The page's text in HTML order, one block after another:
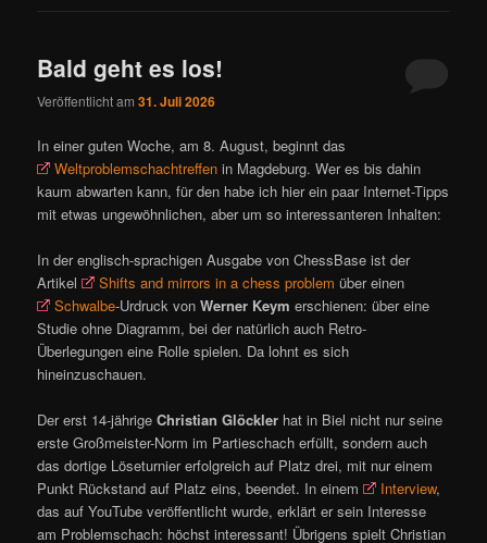
Bald geht es los!
Veröffentlicht am31. Juli 2026
In einer guten Woche, am 8. August, beginnt das
Weltproblemschachtreffen in Magdeburg. Wer es bis dahin
kaum abwarten kann, für den habe ich hier ein paar Internet-Tipps
mit etwas ungewöhnlichen, aber um so interessanteren Inhalten:
In der englisch-sprachigen Ausgabe von ChessBase ist der
Artikel
Shifts and mirrors in a chess problem über einen
Schwalbe-Urdruck vonWerner Keym erschienen: über eine
Studie ohne Diagramm, bei der natürlich auch Retro-
Überlegungen eine Rolle spielen. Da lohnt es sich
hineinzuschauen.
Der erst 14-jährigeChristian Glöckler hat in Biel nicht nur seine
erste Großmeister-Norm im Partieschach erfüllt, sondern auch
das dortige Löseturnier erfolgreich auf Platz drei, mit nur einem
Punkt Rückstand auf Platz eins, beendet. In einem
Interview,
das auf YouTube veröffentlicht wurde, erklärt er sein Interesse
am Problemschach: höchst interessant! Übrigens spielt Christian